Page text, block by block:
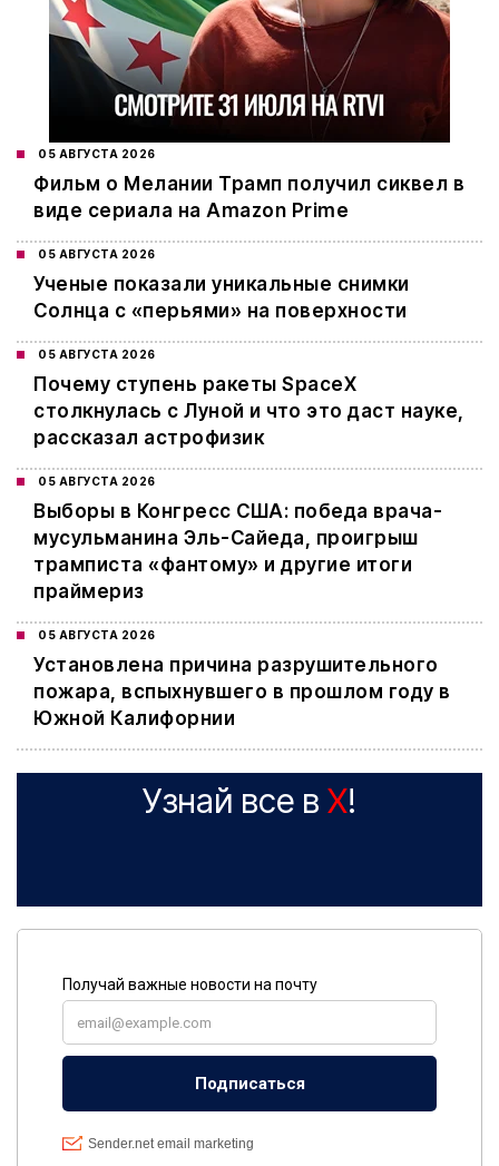
05 АВГУСТА 2026
Фильм о Мелании Трамп получил сиквел в
виде сериала на Amazon Prime
05 АВГУСТА 2026
Ученые показали уникальные снимки
Солнца с «перьями» на поверхности
05 АВГУСТА 2026
Почему ступень ракеты SpaceX
столкнулась с Луной и что это даст науке,
рассказал астрофизик
05 АВГУСТА 2026
Выборы в Конгресс США: победа врача-
мусульманина Эль-Сайеда, проигрыш
трамписта «фантому» и другие итоги
праймериз
05 АВГУСТА 2026
Установлена причина разрушительного
пожара, вспыхнувшего в прошлом году в
Южной Калифорнии
Узнай все в X!